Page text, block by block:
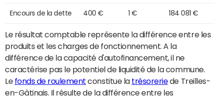
Encours de la dette 400 € 1 € 184 081 €
Le résultat comptable représente la différence entre les
produits et les charges de fonctionnement. A la
différence de la capacité d'autofinancement, il ne
caractérise pas le potentiel de liquidité de la commune.
Le fonds de roulement constitue la trésoreriede Treilles-
en-Gâtinais. Il résulte de la différence entre les